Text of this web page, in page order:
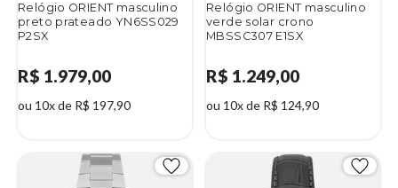
Relógio ORIENT masculino
preto prateado YN6SS029
P2SX
R$ 1.979,00
ou 10x de R$ 197,90
Relógio ORIENT masculino
verde solar crono
MBSSC307 E1SX
R$ 1.249,00
ou 10x de R$ 124,90